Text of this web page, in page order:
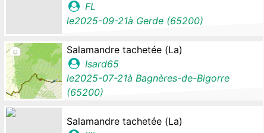
FL
le2025-09-21à Gerde (65200)
Salamandre tachetée (La)
Isard65
le2025-07-21à Bagnères-de-Bigorre
(65200)
Salamandre tachetée (La)